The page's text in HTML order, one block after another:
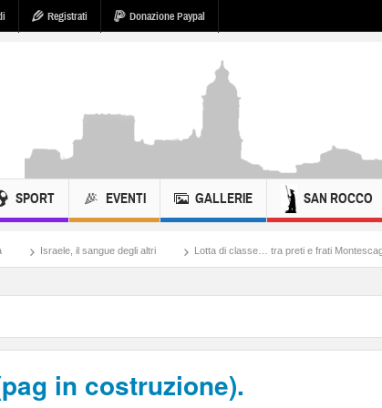
Registrati Donazione Paypal
SPORT EVENTI GALLERIE SAN ROCCO
sangue degli altri Lotta di classe… tra preti e frati Montescaglioso
in costruzione).